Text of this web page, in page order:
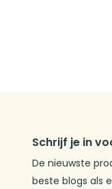
Schrijf je in
De nieuwste
beste blogs als